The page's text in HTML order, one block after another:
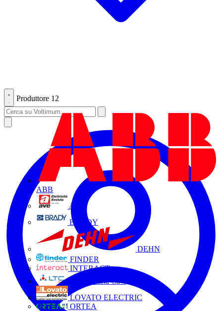
Produttore 12
ABB
AVE
BRADY
DEHN
FINDER
INTERACT
La Triveneta Cavi
LOVATO ELECTRIC
ORTEA